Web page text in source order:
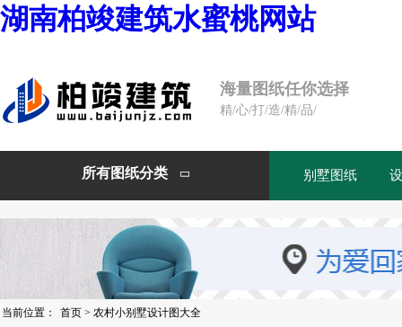
湖南柏竣建筑水蜜桃网站
海量图纸任你选择
精/心/打/造/精/品/
所有图纸分类  别墅图纸
当前位置： 首页 > 农村小别墅设计图大全